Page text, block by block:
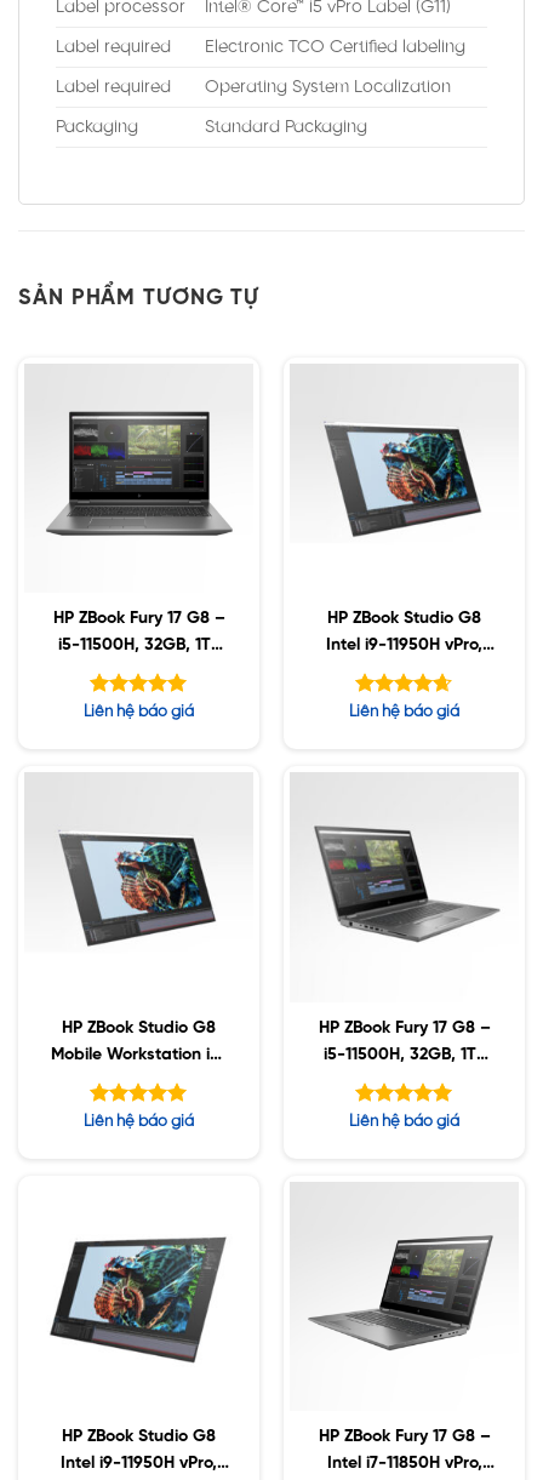
Label processor Intel® Core™ i5 vPro Label (G11)
Label required Electronic TCO Certified labeling
Label required Operating System Localization
Packaging Standard Packaging
SẢN PHẨM TƯƠNG TỰ
HP ZBook Fury 17 G8 –
i5-11500H, 32GB, 1TB
SSD, AMD W6600M
Được xếp
Liên hệ báo giá
HP ZBook Studio G8
Intel i9-11950H vPro,
32GB, Nvidia A3000
FHD, Win10
Được xếp
Liên hệ báo giá
HP ZBook Studio G8
Mobile Workstation i7-
11800H, 16GB Ram,
Nvidia T1200 4GB,
512GB SSD, 15.6 4K
Được xếp
Liên hệ báo giá
HP ZBook Fury 17 G8 –
i5-11500H, 32GB, 1TB
SSD, Nvidia A2000
4GB, 17.3″ UHD, Win10
Được xếp
Liên hệ báo giá
HP ZBook Studio G8
Intel i9-11950H vPro,
HP ZBook Fury 17 G8 –
Intel i7-11850H vPro,